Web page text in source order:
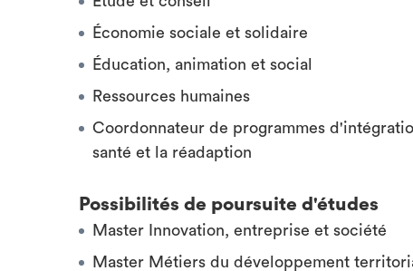
Économie sociale et solidaire
Éducation, animation et social
Ressources humaines
Coordonnateur de programmes
santé et la réadaption
Possibilités de poursuite d'études
Master Innovation, entreprise et société
Master Métiers du développement